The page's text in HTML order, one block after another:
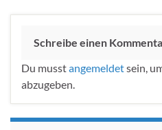
Schreibe einen
Du musstangemeldetsein,
abzugeben.